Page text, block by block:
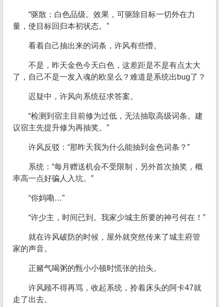
“驱散：白色品级。效果，可驱除目标一切外在力
量，使目标回归本初状态。”
看着自己抽出来的词条，许风有些懵。
不是，昨天金色今天白色，这差距是不是有点太大
了，自己不是一发入魂的欧皇么？难道是系统出bug了？
迟疑中，许风向系统征求答案。
“检测到宿主目前修为过低，无法抽取高级词条。建
议宿主先提升修为再抽奖。”
许风反驳：“那昨天我为什么能抽到金色词条？”
系统：“每月赠送机会不受限制，另外首次抽奖，概
率高一点好骗人入坑。”
“你妈嘞…”
“许少主，时间已到。我家少城主所要的神弓何在！”
就在许风破防的时候，屋外就突然传来了城主府管
家的声音。
正赌气喝粥的甄小小顿时慌张的抬头。
许风顾不得再骂，收起系统，拎着床头的阿卡47就
走了出去。